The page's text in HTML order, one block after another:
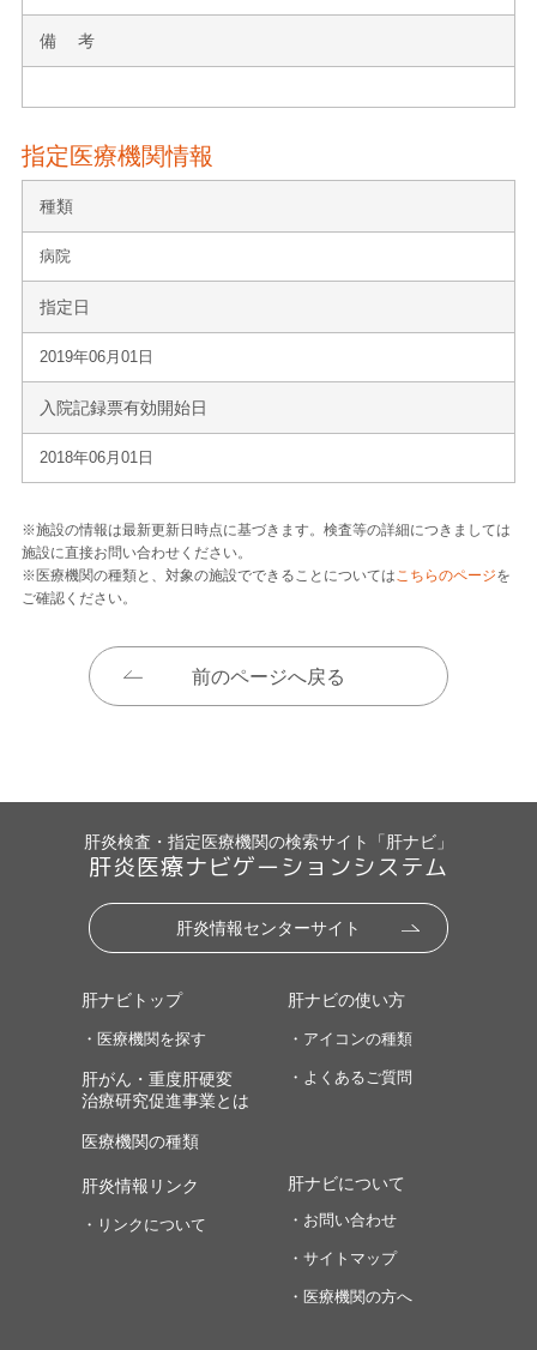
備 考
指定医療機関情報
種類
病院
指定日
2019年06月01日
入院記録票有効開始日
2018年06月01日
※施設の情報は最新更新日時点に基づきます。検査等の詳細につきましては
施設に直接お問い合わせください。
※医療機関の種類と、対象の施設でできることについてはこちらのページを
ご確認ください。
前のページへ戻る
肝炎検査・指定医療機関の検索サイト「肝ナビ」
肝炎医療ナビゲーションシステム
肝炎情報センターサイト
肝ナビトップ
・医療機関を探す
肝がん・重度肝硬変
治療研究促進事業とは
医療機関の種類
肝ナビの使い方
・アイコンの種類
・よくあるご質問
肝炎情報リンク
・リンクについて
肝ナビについて
・お問い合わせ
・サイトマップ
・医療機関の方へ